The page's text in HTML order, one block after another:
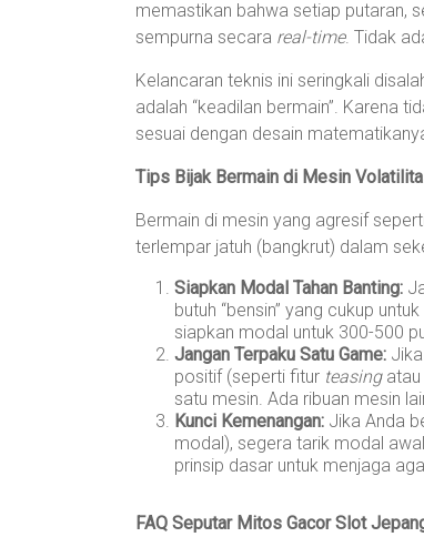
memastikan bahwa setiap putaran,
sempurna secara real-time. Tidak
Kelancaran teknis ini seringkali
adalah “keadilan bermain”. Karena
sesuai dengan desain
Tips Bijak Bermain di Mesin
Bermain di mesin yang agresif
terlempar jatuh (bangkrut) dalam
Siapkan Modal Tahan Banting:
butuh “bensin” yang cukup
siapkan modal untuk 300-500
Jangan Terpaku Satu Game:
positif (seperti fitur teasingatau
satu mesin. Ada ribuan mesin
Kunci Kemenangan: Jika Anda
modal), segera tarik modal
prinsip dasar untuk menjaga
FAQ Seputar Mitos Gacor Slot